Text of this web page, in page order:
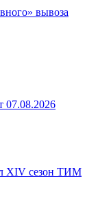
вывоза
07.08.2026
XIV сезон ТИМ